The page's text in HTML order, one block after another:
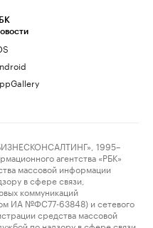
1995–
агентства «РБК»
массовой информации
в сфере связи,
коммуникаций
ИА №ФС77-63848) и сетевого
средства массовой